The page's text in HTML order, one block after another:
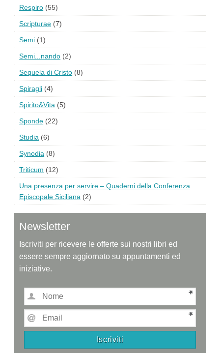
Respiro (55)
Scripturae (7)
Semi (1)
Semi...nando (2)
Sequela di Cristo (8)
Spiragli (4)
Spirito&Vita (5)
Sponde (22)
Studia (6)
Synodia (8)
Triticum (12)
Una presenza per servire – Quaderni della Conferenza
Episcopale Siciliana (2)
Newsletter
Iscriviti per ricevere le offerte sui nostri libri ed
essere sempre aggiornato su appuntamenti ed
iniziative.